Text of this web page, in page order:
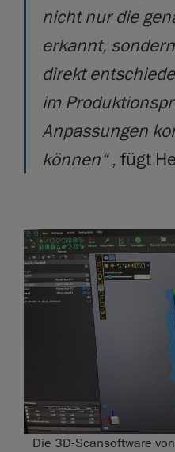
nicht nur die
erkannt,
direkt
im
Anpassungen
können“, fügt
Die 3D-Scansoftware von